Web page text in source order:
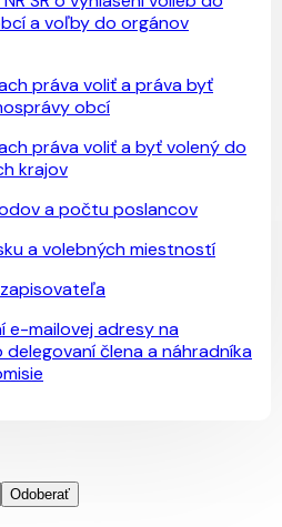
a voľby do orgánov
práva voliť a práva byť
obcí
práva voliť a byť volený do
krajov
a počtu poslancov
a volebných miestností
e-mailovej adresy na
člena a náhradníka
Odoberať